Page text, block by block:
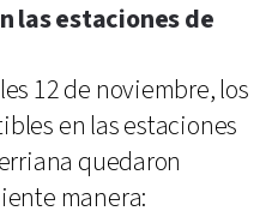
las estaciones de
12 de noviembre, los
en las estaciones
quedaron
manera: